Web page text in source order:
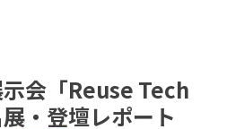
会「Reuse Tech
・登壇レポート